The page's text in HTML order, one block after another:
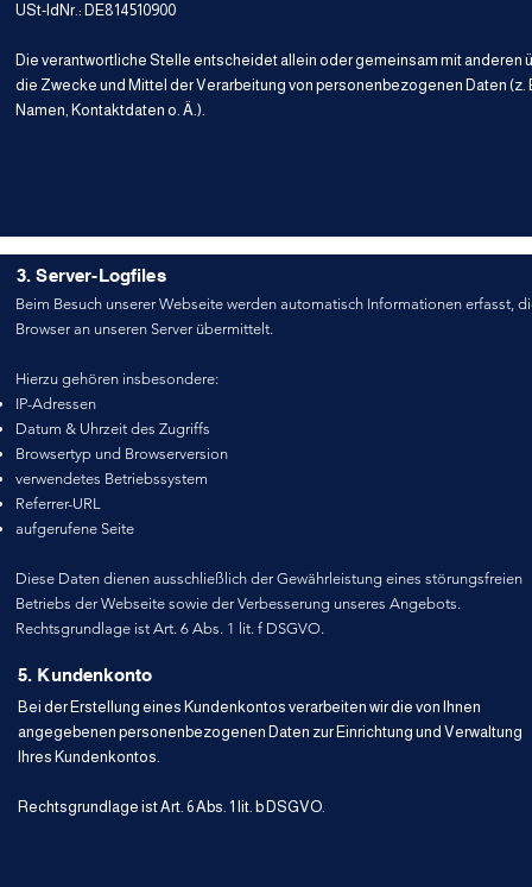
USt-IdNr.: DE814510900
Die verantwortliche Stelle entscheidet allein oder gemeinsam mit anderen
die Zwecke und Mittel der Verarbeitung von personenbezogenen Daten (z.
Namen, Kontaktdaten o. Ä.).
3. Server-Logfiles
Beim Besuch unserer Webseite werden automatisch Informationen erfasst,
Browser an unseren Server übermittelt.
Hierzu gehören insbesondere:
IP-Adressen
Datum & Uhrzeit des Zugriffs
Browsertyp und Browserversion
verwendetes Betriebssystem
Referrer-URL
aufgerufene Seite
Diese Daten dienen ausschließlich der Gewährleistung eines störungsfreien
Betriebs der Webseite sowie der Verbesserung unseres Angebots.
Rechtsgrundlage ist Art. 6 Abs. 1 lit. f DSGVO.
5. Kundenkonto
Bei der Erstellung eines Kundenkontos verarbeiten wir die von Ihnen
angegebenen personenbezogenen Daten zur Einrichtung und Verwaltung
Ihres Kundenkontos.
Rechtsgrundlage ist Art. 6 Abs. 1 lit. b DSGVO.